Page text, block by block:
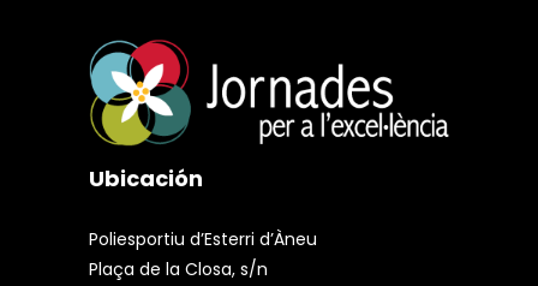
Ubicación
Poliesportiu d’Esterri d’Àneu
Plaça de la Closa, s/n